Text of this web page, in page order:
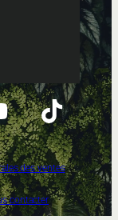
des ventes
contacter